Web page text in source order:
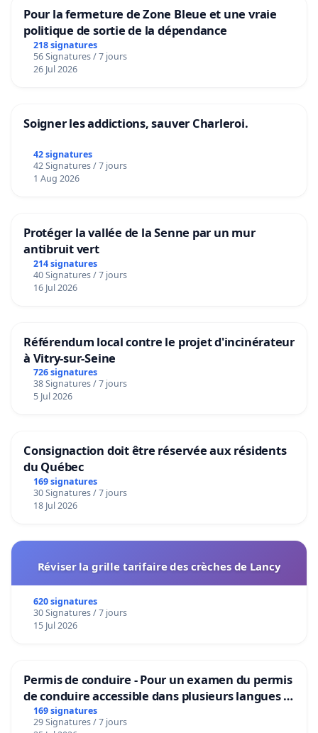
Pour la fermeture de Zone Bleue et une vraie
politique de sortie de la dépendance
218 signatures
56 Signatures / 7 jours
26 Jul 2026
Soigner les addictions, sauver Charleroi.
42 signatures
42 Signatures / 7 jours
1 Aug 2026
Protéger la vallée de la Senne par un mur
antibruit vert
214 signatures
40 Signatures / 7 jours
16 Jul 2026
Référendum local contre le projet d'incinérateur
à Vitry-sur-Seine
726 signatures
38 Signatures / 7 jours
5 Jul 2026
Consignaction doit être réservée aux résidents
du Québec
169 signatures
30 Signatures / 7 jours
18 Jul 2026
Réviser la grille tarifaire des crèches de Lancy
620 signatures
30 Signatures / 7 jours
15 Jul 2026
Permis de conduire - Pour un examen du permis
de conduire accessible dans plusieurs langues à
Bruxelles
169 signatures
29 Signatures / 7 jours